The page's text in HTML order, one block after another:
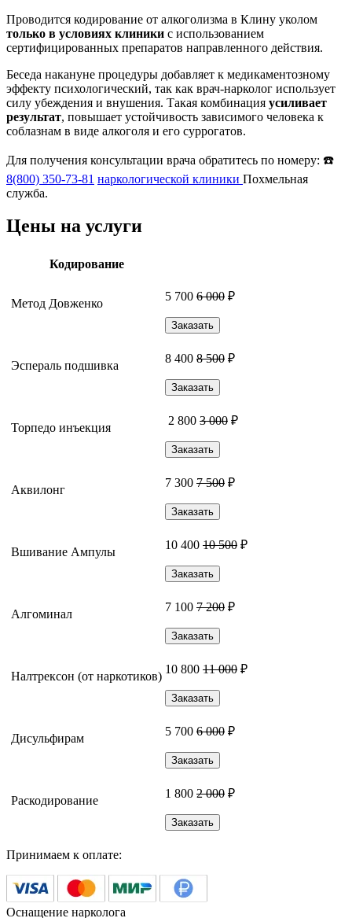
Проводится кодирование от алкоголизма в Клину уколом
только в условиях клиники с использованием
сертифицированных препаратов направленного действия.
Беседа накануне процедуры добавляет к медикаментозному
эффекту психологический, так как врач-нарколог использует
силу убеждения и внушения. Такая комбинация усиливает
результат, повышает устойчивость зависимого человека к
соблазнам в виде алкоголя и его суррогатов.
Для получения консультации врача обратитесь по номеру: ☎️
8(800) 350-73-81 наркологической клиники Похмельная
служба.
Цены на услуги
Кодирование
Метод Довженко
5 700 6 000 ₽
Заказать
Эспераль подшивка
8 400 8 500 ₽
Заказать
Торпедо инъекция
2 800 3 000 ₽
Заказать
Аквилонг
7 300 7 500 ₽
Заказать
Вшивание Ампулы
10 400 10 500 ₽
Заказать
Алгоминал
7 100 7 200 ₽
Заказать
Налтрексон (от наркотиков)
10 800 11 000 ₽
Заказать
Дисульфирам
5 700 6 000 ₽
Заказать
Раскодирование
1 800 2 000 ₽
Заказать
Принимаем к оплате:
Оснащение нарколога